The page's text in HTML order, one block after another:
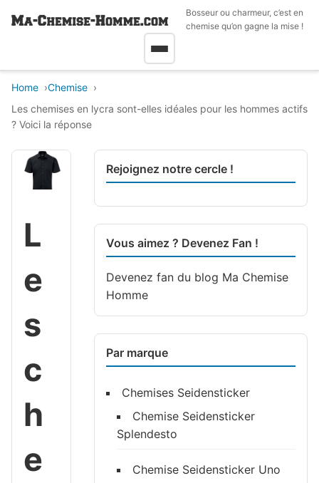
Bosseur ou charmeur, c’est en
chemise qu’on gagne la mise !
Home
Chemise
Les chemises en lycra sont-elles idéales pour les hommes actifs
? Voici la réponse
L
e
s
c
h
e
Rejoignez notre cercle !
Vous aimez ? Devenez Fan !
Devenez fan du blog Ma Chemise
Homme
Par marque
Chemises Seidensticker
Chemise Seidensticker
Splendesto
Chemise Seidensticker Uno